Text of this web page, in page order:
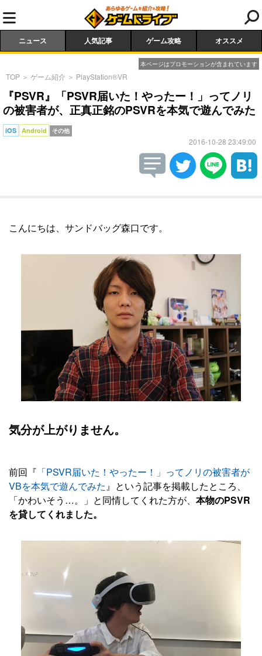
ニュース 人気記事 ゲーム攻略 オススメ
本ページはプロモーションが含まれています
TOP ＞ ゲーム紹介 ＞ PlayStation®VR
『PSVR』「PSVR届いた！やったー！」ってノリ
の被害者が、正真正銘のPSVRを本気で遊んでみた
iOS Android その他
2016-10-28 23:49:00
こんにちは、サンドバッグ森口です。
気分が上がりません。
前回『 「PSVR届いた！やったー！」ってノリの被害者が
VBを本気で遊んでみた』という記事を掲載したところ、
「かわいそう…。」と同情してくれた方が、 本物のPSVR
を貸してくれました。